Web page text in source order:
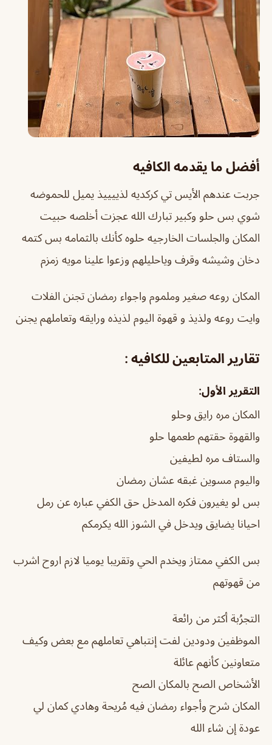
أفضل ما يقدمه الكافيه
جربت عندهم الأيس تي كركديه لذييييذ يميل للحموضه
شوي بس حلو وكبير تبارك الله عجزت أخلصه حبيت
المكان والجلسات الخارجيه حلوه كأنك بالثمامه بس كتمه
دخان وشيشه وقرف وياحليلهم وزعوا علينا مويه زمزم
المكان روعه صغير وملموم واجواء رمضان تجنن الفلات
وايت روعه ولذيذ و قهوة اليوم لذيذه ورايقه وتعاملهم يجنن
تقارير المتابعين للكافيه :
التقرير الأول:
المكان مره رايق وحلو
والقهوة حقتهم طعمها حلو
والستاف مره لطيفين
واليوم مسوين غبقه عشان رمضان
بس لو يغيرون فكره المدخل حق الكفي عباره عن رمل
احيانا يضايق ويدخل في الشوز الله يكرمكم
بس الكفي ممتاز ويخدم الحي وتقريبا يوميا لازم اروح اشرب
من قهوتهم
التجرُبة أكثر من رائعة
الموظفين ودودين لفت إنتباهي تعاملهم مع بعض وكيف
متعاونين كأنهم عائلة
الأشخاص الصح بالمكان الصح
المكان شرح وأجواء رمضان فيه مُريحة وهادي كمان لي
عودة إن شاء الله